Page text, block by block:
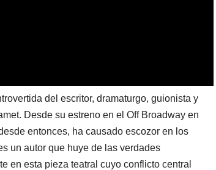
del escritor, dramaturgo, guionista y
Desde su estreno en el Off Broadway en
entonces, ha causado escozor en los
un autor que huye de las verdades
en esta pieza teatral cuyo conflicto central